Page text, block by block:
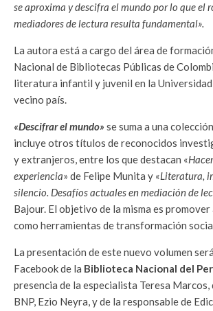
se aproxima y descifra el mundo por lo que el
mediadores de lectura resulta fundamental».
La autora está a cargo del área de
Nacional de Bibliotecas Públicas de
literatura infantil y juvenil en la Universidad
vecino país.
«Descifrar el mundo» se suma a una
incluye otros títulos de reconocidos
y extranjeros, entre los que destacan «
experiencia» de Felipe Munita y «Literatura,
silencio. Desafíos actuales en mediación de
Bajour. El objetivo de la misma es
como herramientas de transformación
La presentación de este nuevo volumen
Facebook de la Biblioteca Nacional del
presencia de la especialista Teresa
BNP, Ezio Neyra, y de la responsable de